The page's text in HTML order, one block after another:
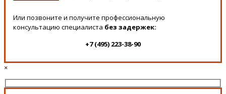
Или позвоните и получите профессиональную
консультацию специалиста без задержек:
+7 (495) 223-38-90
×